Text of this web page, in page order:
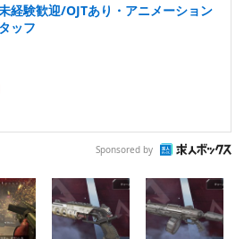
経験歓迎/OJTあり・アニメーション
ッフ
Sponsored by